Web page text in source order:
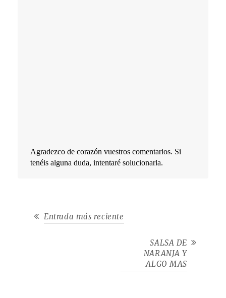
Agradezco de corazón vuestros comentarios. Si
tenéis alguna duda, intentaré solucionarla.
Entrada más reciente
SALSA DE
NARANJA Y
ALGO MAS